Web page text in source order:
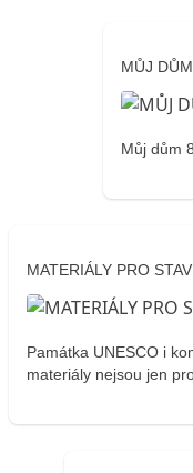
MŮJ
Můj dům
MATERIÁLY PRO
Památka UNESCO i
materiály nejsou jen